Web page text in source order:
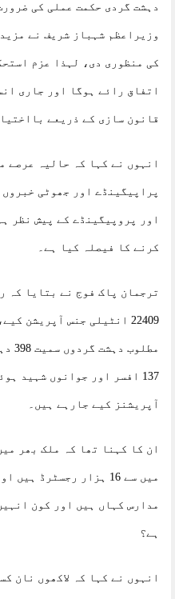
دہشت گردی حکمت عملی کی
وزیراعظم شہباز شریف نے
کی منظوری دی، لہذا عزم
اتفاق رائے ہوگا اور جاری
قانون سازی کے ذریعے
انہوں نے کہا کہ حالیہ عرصے
پراپیگینڈے اور جھوٹی
اور پروپیگینڈے کے پیش نظر
کرنے کا فیصلہ کیا ہے۔
ترجمان پاک فوج نے بتایا کہ
آپریشنز کیے جارہے ہیں۔
مدارس کہاں ہیں اور کون
ہے؟
انہوں نے کہا کہ لاکھوں نان